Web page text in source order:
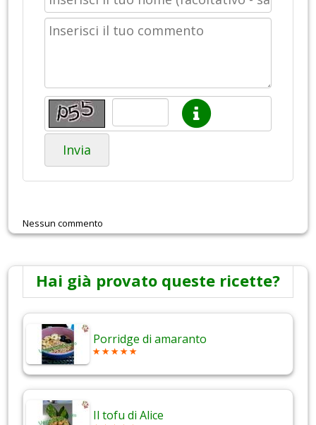
Invia
Nessun commento
Hai già provato queste ricette?
Porridge di amaranto
Il tofu di Alice